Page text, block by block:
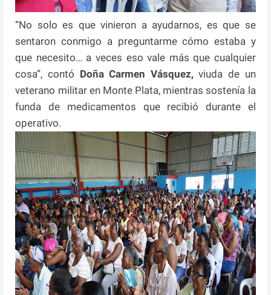
“No solo es que vinieron a ayudarnos, es que se
sentaron conmigo a preguntarme cómo estaba y
que necesito… a veces eso vale más que cualquier
cosa”, contó Doña Carmen Vásquez,viuda de un
veterano militar en Monte Plata, mientras sostenía la
funda de medicamentos que recibió durante el
operativo.